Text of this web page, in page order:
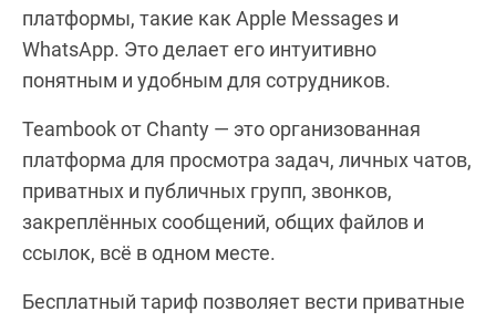
платформы, такие как Apple Messages и
WhatsApp. Это делает его интуитивно
понятным и удобным для сотрудников.
Teambook от Chanty — это организованная
платформа для просмотра задач, личных чатов,
приватных и публичных групп, звонков,
закреплённых сообщений, общих файлов и
ссылок, всё в одном месте.
Бесплатный тариф позволяет вести приватные